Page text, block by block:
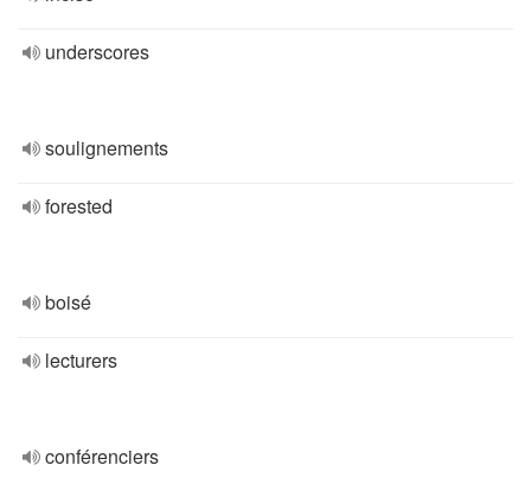
underscores
soulignements
forested
boisé
lecturers
conférenciers